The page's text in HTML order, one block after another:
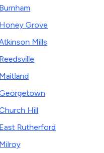
Burnham
Honey Grove
Mills
Reedsville
Maitland
Hill
East Rutherford
Milroy